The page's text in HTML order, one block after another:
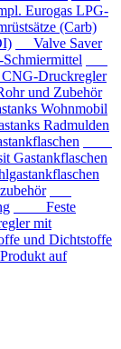
Eurogas LPG-
(Carb)
Valve Saver
Druckregler
und Zubehör
Wohnmobil
Radmulden
Feste
mit
und Dichtstoffe
auf